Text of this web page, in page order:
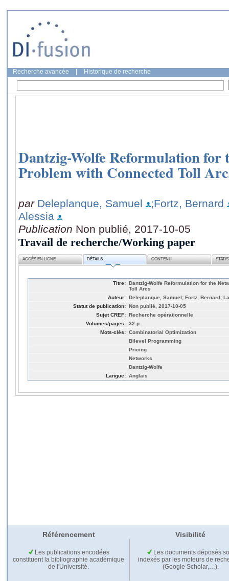
Recherche avancée Historique de recherche
Dantzig-Wolfe Reformulation
Problem with Connected Toll
par Deleplanque, Samuel
;Fortz, Bernard
Alessia
Publication Non publié, 2017-10-05
Travail de recherche/Working paper
ACCÈS EN LIGNE DÉTAILS CONTENU
Titre: Dantzig-Wolfe Reformulation for the
Toll Arcs
Auteur: Deleplanque, Samuel; Fortz, Bernard;
Statut de publication: Non publié, 2017-10-05
Sujet CREF: Recherche opérationnelle
Volumes/pages: 32 p.
Mots-clés: Combinatorial Optimization
Bilevel Programming
Pricing
Networks
Dantzig-Wolfe
Langue: Anglais
Référencement Visibilité
Les publications encodées
constituent la bibliographie académique
de l'Université.
Les documents déposés
indexés par les moteurs de
(Google Scholar,…).